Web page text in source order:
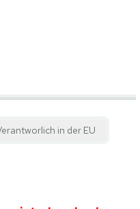
in der EU